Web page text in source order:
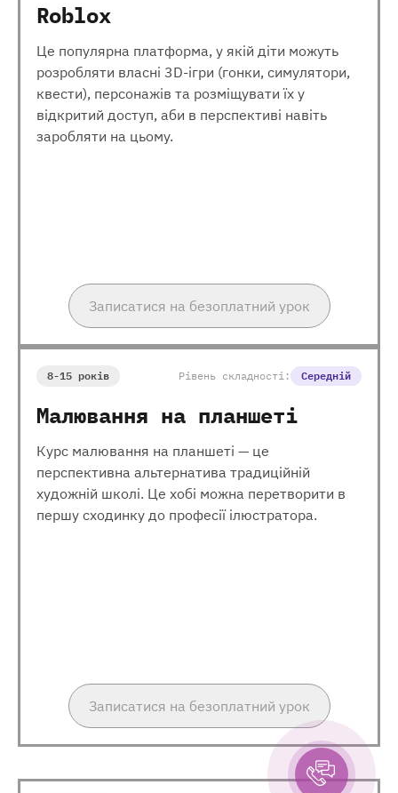
Roblox
Це популярна платформа, у якій діти можуть
розробляти власні 3D-ігри (гонки, симулятори,
квести), персонажів та розміщувати їх у
відкритий доступ, аби в перспективі навіть
заробляти на цьому.
Записатися на безоплатний урок
8-15 років Рівень складності: Середній
Малювання на планшеті
Курс малювання на планшеті — це
перспективна альтернатива традиційній
художній школі. Це хобі можна перетворити в
першу сходинку до професії ілюстратора.
Записатися на безоплатний урок